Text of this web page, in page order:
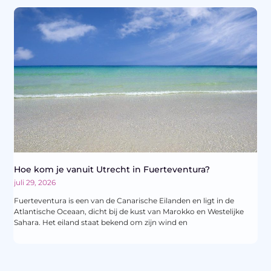
Hoe kom je vanuit Utrecht in Fuerteventura?
juli 29, 2026
Fuerteventura is een van de Canarische Eilanden en ligt in de
Atlantische Oceaan, dicht bij de kust van Marokko en Westelijke
Sahara. Het eiland staat bekend om zijn wind en